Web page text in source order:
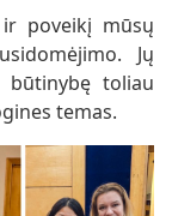
poveikį mūsų
Jų
būtinybę toliau
temas.